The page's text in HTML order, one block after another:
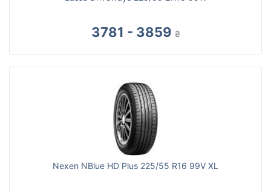
3781 - 3859 ₴
Nexen NBlue HD Plus 225/55 R16 99V XL